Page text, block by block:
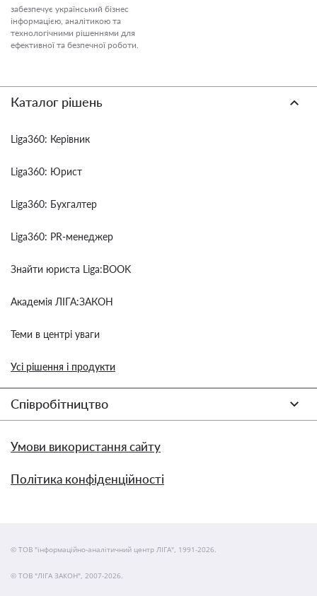
забезпечує український бізнес
інформацією, аналітикою та
технологічними рішеннями для
ефективної та безпечної роботи.
Каталог рішень
Liga360: Керівник
Liga360: Юрист
Liga360: Бухгалтер
Liga360: PR-менеджер
Знайти юриста Liga:BOOK
Академія ЛІГА:ЗАКОН
Теми в центрі уваги
Усі рішення і продукти
Співробітництво
Умови використання сайту
Політика конфіденційності
© ТОВ "інформаційно-аналітичний центр ЛІГА", 1991-2026.
© ТОВ "ЛІГА ЗАКОН", 2007-2026.